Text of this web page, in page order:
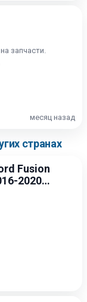
запчасти.
месяц назад
странах
Fusion
2020